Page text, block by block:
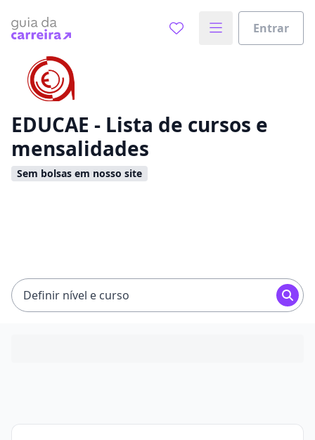
Entrar
Vamos te guiar no caminho ideal para seus estudos
Sim, já sei
EDUCAE - Lista de cursos e
mensalidades
Sem bolsas em nosso site
Definir nível e curso